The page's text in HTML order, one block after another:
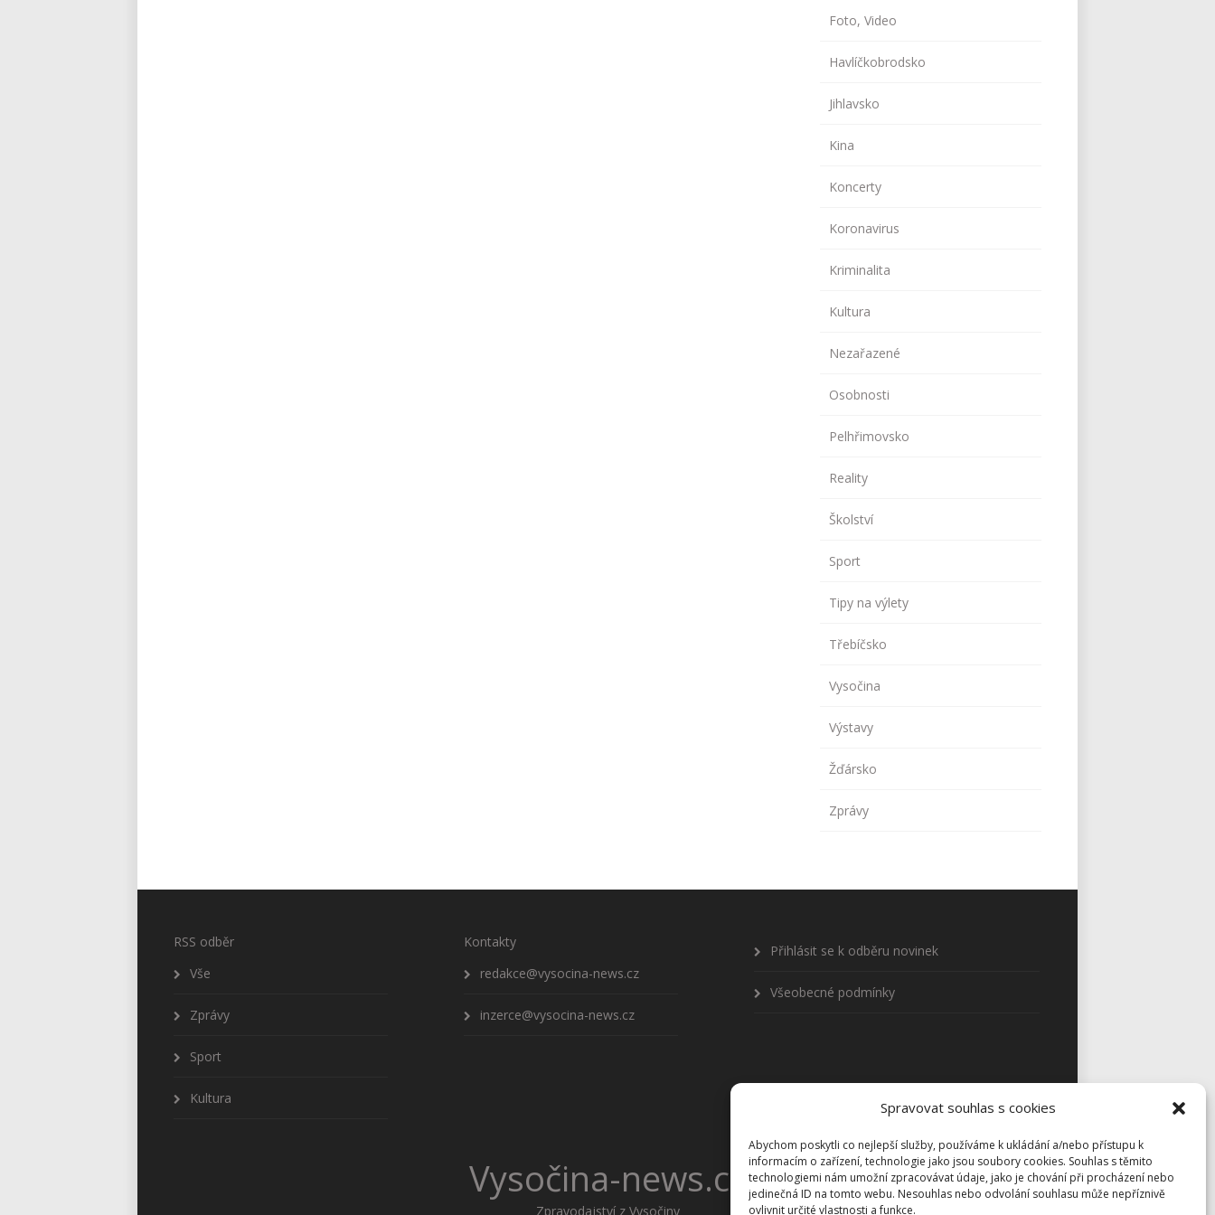
Spravovat souhlas s cookies
Abychom poskytli co nejlepší služby, používáme k ukládání a/nebo přístupu k
informacím o zařízení, technologie jako jsou soubory cookies. Souhlas s těmito
technologiemi nám umožní zpracovávat údaje, jako je chování při procházení nebo
jedinečná ID na tomto webu. Nesouhlas nebo odvolání souhlasu může nepříznivě
ovlivnit určité vlastnosti a funkce.
Foto, Video
Havlíčkobrodsko
Jihlavsko
Kina
Koncerty
Koronavirus
Kriminalita
Kultura
Nezařazené
Osobnosti
Pelhřimovsko
Reality
Školství
Sport
Tipy na výlety
Třebíčsko
Vysočina
Výstavy
Žďársko
Zprávy
RSS odběr
Vše
Zprávy
Sport
Kultura
Kontakty
redakce@vysocina-news.cz
inzerce@vysocina-news.cz
Přihlásit se k odběru novinek
Všeobecné podmínky
Vysočina-news.cz
Zpravodajství z Vysočiny